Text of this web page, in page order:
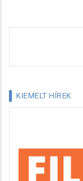
KIEMELT HÍREK